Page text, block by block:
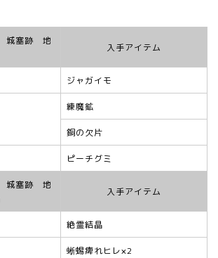
城塞跡 地
入手アイテム
ジャガイモ
練魔鉱
銅の欠片
ピーチグミ
城塞跡 地
入手アイテム
絶霊結晶
蜥蜴痺れヒレ×2